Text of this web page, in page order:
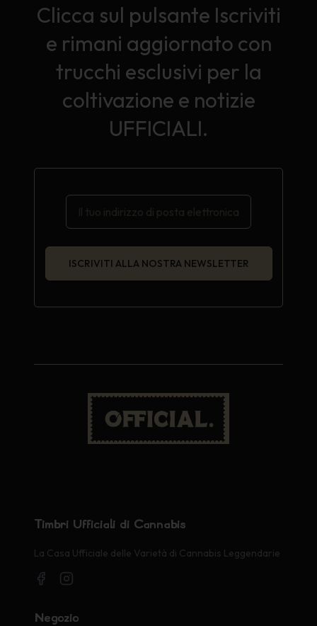
Clicca sul pulsante Iscriviti
e rimani aggiornato con
trucchi esclusivi per la
coltivazione e notizie
UFFICIALI.
ISCRIVITI ALLA NOSTRA NEWSLETTER
Timbri Ufficiali di Cannabis
La Casa Ufficiale delle Varietà di Cannabis Leggendarie
Negozio